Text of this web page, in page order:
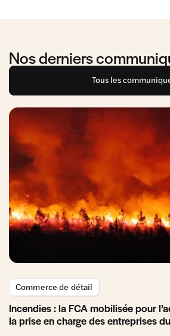
Nos derniers
Tous les
Commerce de détail
Incendies : la FCA mobilisée pour
la prise en charge des entreprises